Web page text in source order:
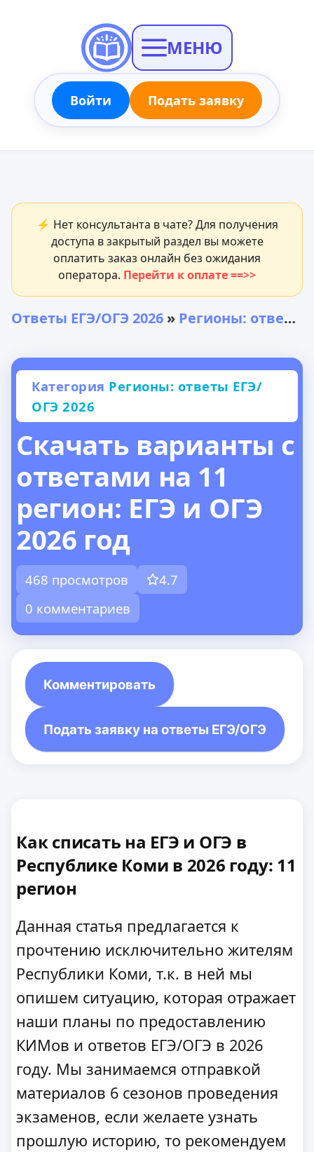
МЕНЮ
Войти Подать заявку
⚡ Нет консультанта в чате? Для получения
доступа в закрытый раздел вы можете
оплатить заказ онлайн без ожидания
оператора. Перейти к оплате ==>>
Ответы ЕГЭ/ОГЭ 2026 » Регионы: ответы ЕГЭ/ОГЭ 2026
Категория Регионы: ответы ЕГЭ/
ОГЭ 2026
Скачать варианты с
ответами на 11
регион: ЕГЭ и ОГЭ
2026 год
468 просмотров
4.7
0 комментариев
Комментировать
Подать заявку на ответы ЕГЭ/ОГЭ
Как списать на ЕГЭ и ОГЭ в
Республике Коми в 2026 году: 11
регион
Данная статья предлагается к
прочтению исключительно жителям
Республики Коми, т.к. в ней мы
опишем ситуацию, которая отражает
наши планы по предоставлению
КИМов и ответов ЕГЭ/ОГЭ в 2026
году. Мы занимаемся отправкой
материалов 6 сезонов проведения
экзаменов, если желаете узнать
прошлую историю, то рекомендуем